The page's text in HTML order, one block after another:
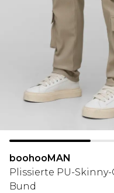
boohooMAN
Plissierte PU-
Bund